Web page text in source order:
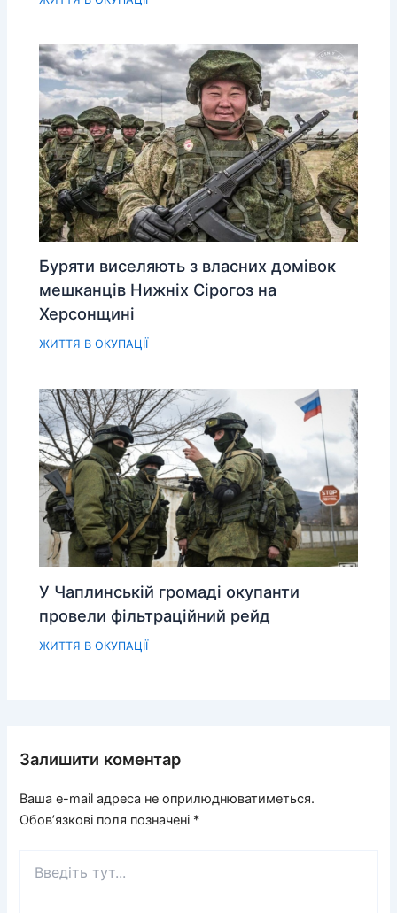
Буряти виселяють з власних домівок
мешканців Нижніх Сірогоз на
Херсонщині
ЖИТТЯ В ОКУПАЦІЇ
У Чаплинській громаді окупанти
провели фільтраційний рейд
ЖИТТЯ В ОКУПАЦІЇ
Залишити коментар
Ваша e-mail адреса не оприлюднюватиметься.
Обов’язкові поля позначені *
тут...